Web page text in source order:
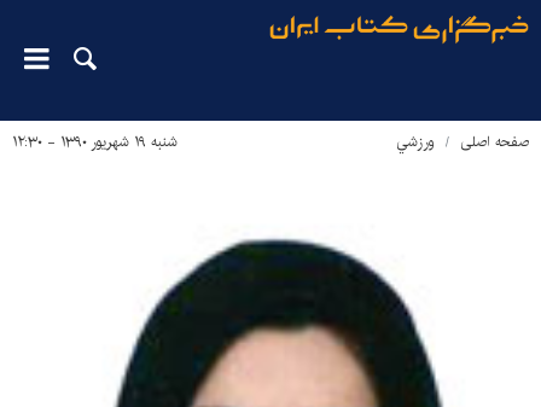
صفحه اصلی ورزشي شنبه ۱۹ شهریور ۱۳۹۰ - ۱۲:۳۰